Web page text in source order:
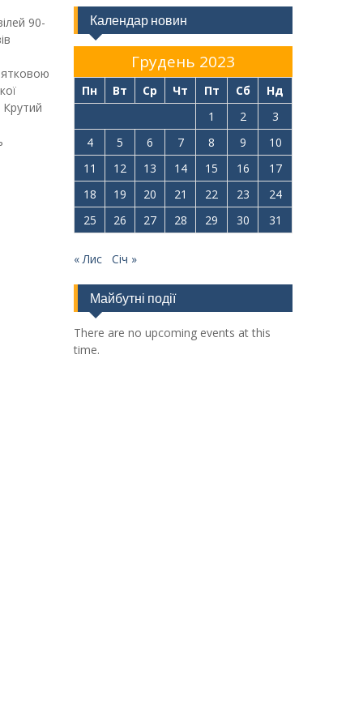
90-
Календар новин
Грудень 2023
Пн Вт Ср Чт Пт Сб
Нд
1
2
3
4
5 6 7 8 9
10
11
12 13 14 15 16
17
18
19 20 21 22 23
24
25
26 27 28 29 30 31
« Лис Січ »
Майбутні події
There are no upcoming events at this
time.